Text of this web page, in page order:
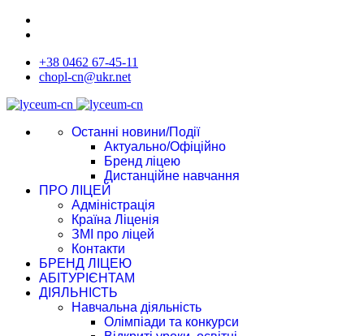
+38 0462 67-45-11
chopl-cn@ukr.net
Останні новини/Події
Актуально/Офіційно
Бренд ліцею
Дистанційне навчання
ПРО ЛІЦЕЙ
Адміністрація
Країна Ліценія
ЗМІ про ліцей
Контакти
БРЕНД ЛІЦЕЮ
АБІТУРІЄНТАМ
ДІЯЛЬНІСТЬ
Навчальна діяльність
Олімпіади та конкурси